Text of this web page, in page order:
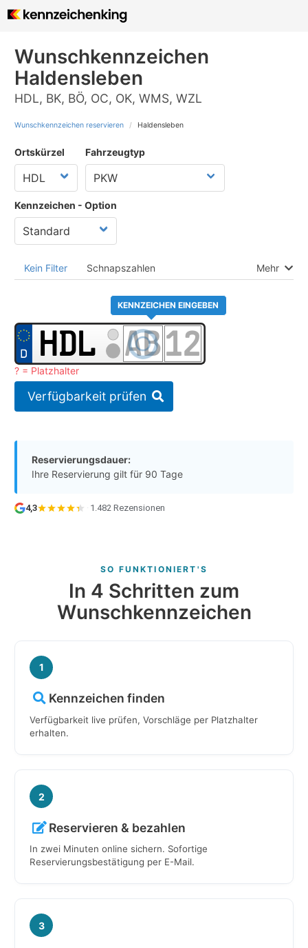
Wunschkennzeichen
Haldensleben
HDL, BK, BÖ, OC, OK, WMS, WZL
Wunschkennzeichen reservieren Haldensleben
Ortskürzel Fahrzeugtyp
Kennzeichen - Option
Kein Filter Schnapszahlen Mehr
KENNZEICHEN EINGEBEN
? = Platzhalter
Verfügbarkeit prüfen
Reservierungsdauer:
Ihre Reservierung gilt für 90 Tage
4,3 · 1.482 Rezensionen
SO FUNKTIONIERT'S
In 4 Schritten zum
Wunschkennzeichen
1
Kennzeichen finden
Verfügbarkeit live prüfen, Vorschläge per Platzhalter
erhalten.
2
Reservieren & bezahlen
In zwei Minuten online sichern. Sofortige
Reservierungsbestätigung per E-Mail.
3